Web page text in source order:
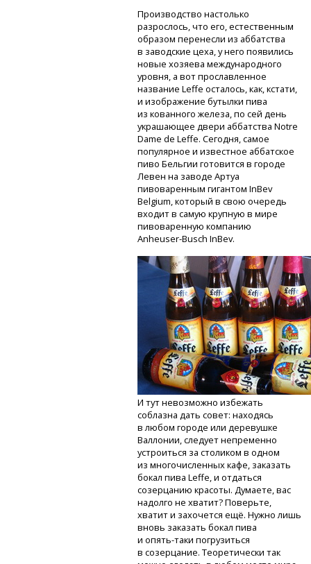
Производство настолько
разрослось, что его, естественным
образом перенесли из аббатства
в заводские цеха, у него появились
новые хозяева международного
уровня, а вот прославленное
название Leffe осталось, как, кстати,
и изображение бутылки пива
из кованного железа, по сей день
украшающее двери аббатства Notre
Dame de Leffe. Сегодня, самое
популярное и известное аббатское
пиво Бельгии готовится в городе
Левен на заводе Артуа
пивоваренным гигантом InBev
Belgium, который в свою очередь
входит в самую крупную в мире
пивоваренную компанию
Anheuser-Busch InBev.
И тут невозможно избежать
соблазна дать совет: находясь
в любом городе или деревушке
Валлонии, следует непременно
устроиться за столиком в одном
из многочисленных кафе, заказать
бокал пива Leffe, и отдаться
созерцанию красоты. Думаете, вас
надолго не хватит? Поверьте,
хватит и захочется ещё. Нужно лишь
вновь заказать бокал пива
и опять-таки погрузиться
в созерцание. Теоретически так